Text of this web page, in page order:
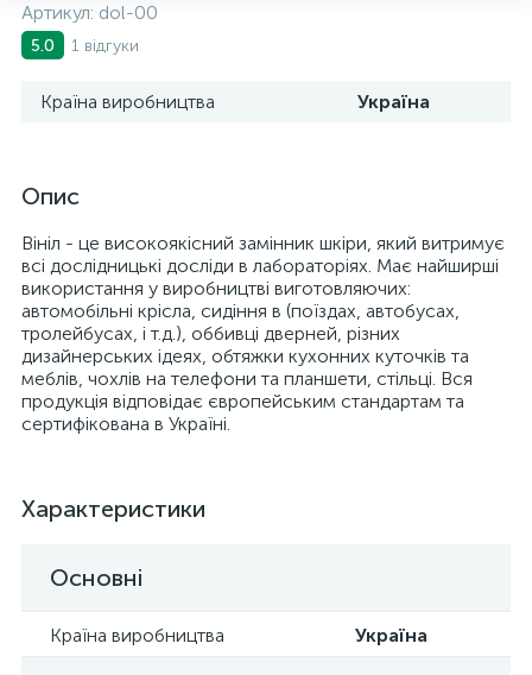
Артикул: dol-00
5.0 1 відгуки
Країна виробництва Україна
Опис
Вініл - це високоякісний замінник шкіри, який витримує
всі дослідницькі досліди в лабораторіях. Має найширші
використання у виробництві виготовляючих:
автомобільні крісла, сидіння в (поїздах, автобусах,
тролейбусах, і т.д.), оббивці дверней, різних
дизайнерських ідеях, обтяжки кухонних куточків та
меблів, чохлів на телефони та планшети, стільці. Вся
продукція відповідає європейським стандартам та
сертифікована в Україні.
Характеристики
Основні
Країна виробництва Україна